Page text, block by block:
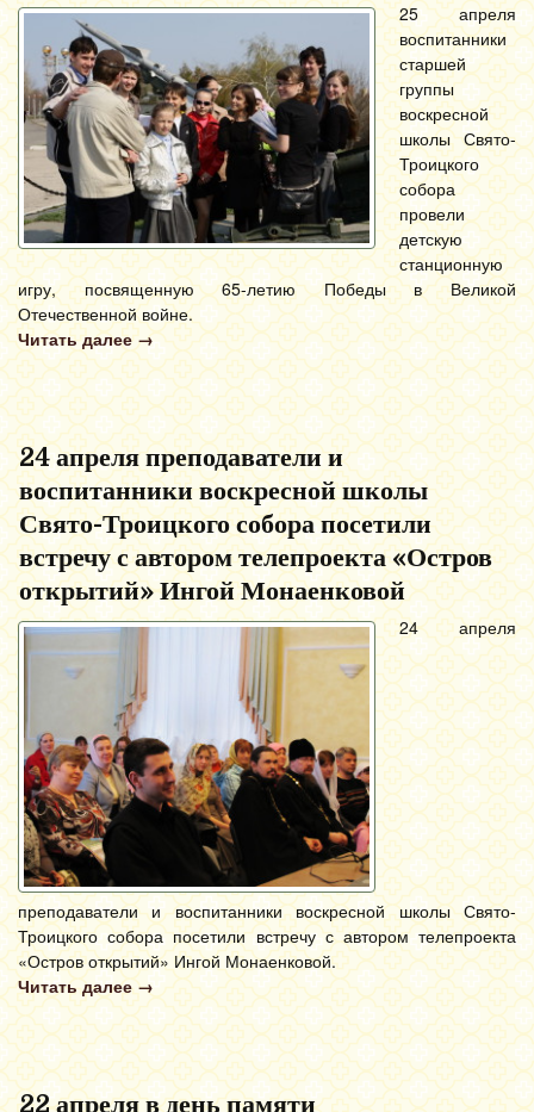
25 апреля
воспитанники
старшей
группы
воскресной
школы Свято-
Троицкого
собора
провели
детскую
станционную
игру, посвященную 65-летию Победы в Великой
Отечественной войне.
Читать далее →
24 апреля преподаватели и
воспитанники воскресной школы
Свято-Троицкого собора посетили
встречу с автором телепроекта «Остров
открытий» Ингой Монаенковой
24 апреля
преподаватели и воспитанники воскресной школы Свято-
Троицкого собора посетили встречу с автором телепроекта
«Остров открытий» Ингой Монаенковой.
Читать далее →
22 апреля в день памяти